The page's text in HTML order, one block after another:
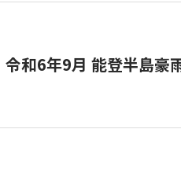
令和6年9月 能登半島豪